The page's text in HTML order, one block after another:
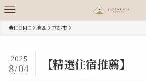
HOME 地區 京都市
【精選住宿推薦】
2025
8/04